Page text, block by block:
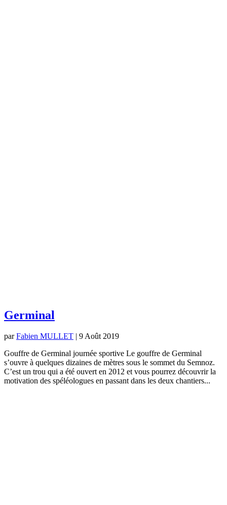
Germinal
parFabien MULLET | 9 Août 2019
Gouffre de Germinal journée sportive Le gouffre de Germinal
s’ouvre à quelques dizaines de mètres sous le sommet du Semnoz.
C’est un trou qui a été ouvert en 2012 et vous pourrez découvrir la
motivation des spéléologues en passant dans les deux chantiers...